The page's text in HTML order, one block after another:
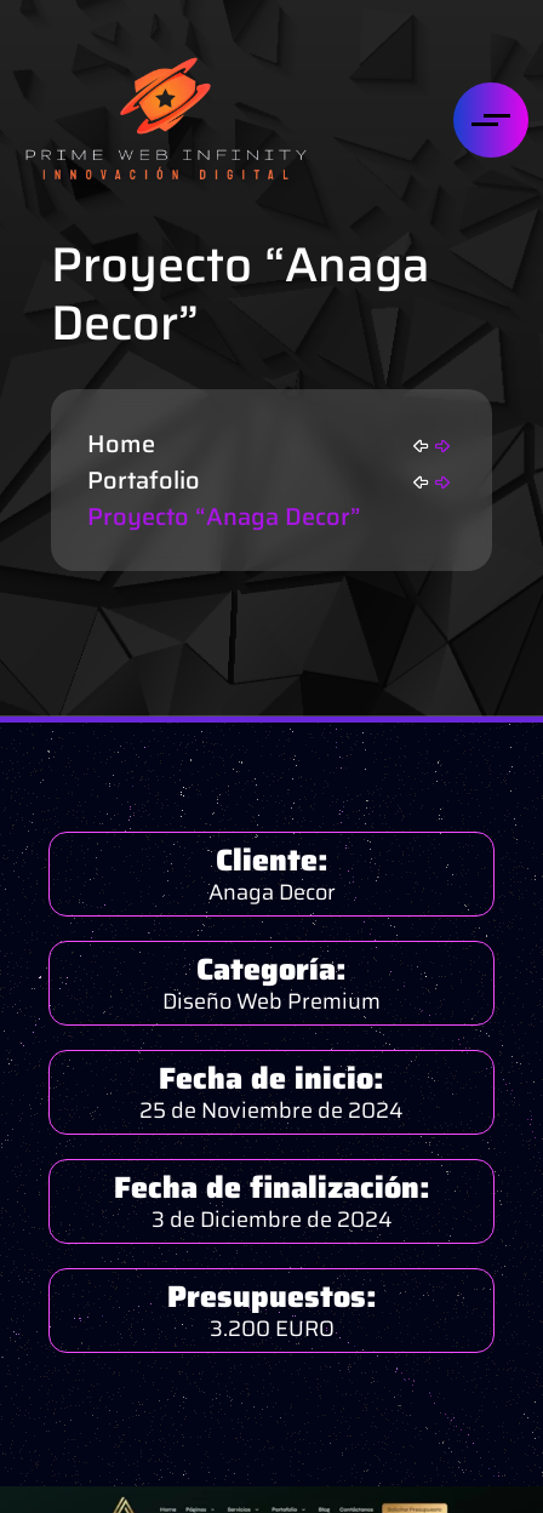
Proyecto “Anaga
Decor”
Home
Portafolio
Proyecto “Anaga Decor”
Cliente:
Anaga Decor
Categoría:
Diseño Web Premium
Fecha de inicio:
25 de Noviembre de 2024
Fecha de finalización:
3 de Diciembre de 2024
Presupuestos:
3.200 EURO